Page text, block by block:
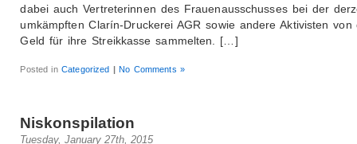
dabei auch Vertreterinnen des Frauenausschusses bei der
umkämpften Clarín-Druckerei AGR sowie andere Aktivisten von
Geld für ihre Streikkasse sammelten. […]
Posted inCategorized | No Comments »
Niskonspilation
Tuesday, January 27th, 2015